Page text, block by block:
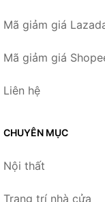
Mã giảm giá
Mã giảm giá
Liên hệ
CHUYÊN MỤC
Nội thất
Trang trí nhà cửa